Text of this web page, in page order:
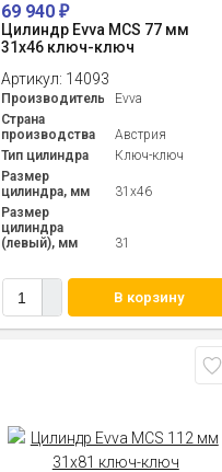
69 940₽
Цилиндр Evva MCS 77 мм
31x46 ключ-ключ
Артикул: 14093
Производитель
Evva
Страна
производства
Австрия
Тип цилиндра
Ключ-ключ
Размер
цилиндра, мм
31x46
Размер
цилиндра
(левый), мм
31
В корзину